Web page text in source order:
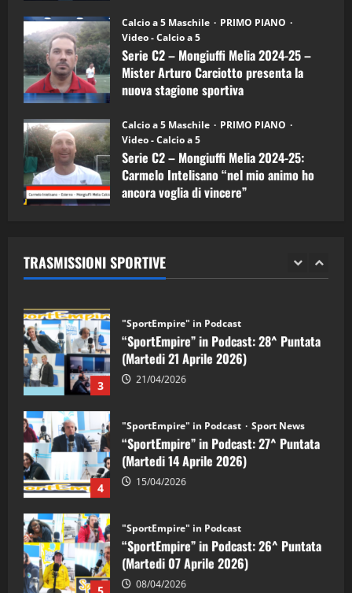
Calcio a 5 Maschile
PRIMO PIANO
Video - Calcio a 5
Serie C2 – Mongiuffi Melia 2024-25 –
Mister Arturo Carciotto presenta la
nuova stagione sportiva
Calcio a 5 Maschile
PRIMO PIANO
Video - Calcio a 5
Serie C2 – Mongiuffi Melia 2024-25:
Carmelo Intelisano “nel mio animo ho
ancora voglia di vincere”
TRASMISSIONI SPORTIVE
5
“SportEmpire” in Podcast: 26^ Puntata
(Martedi 07 Aprile 2026)
08/04/2026
1
“SportEmpire” in Podcast: 30^ Puntata
(Martedi 05 Maggio 2026)
08/05/2026
2 28/04/2026
3
“SportEmpire” in Podcast: 28^ Puntata
(Martedi 21 Aprile 2026)
21/04/2026
4
“SportEmpire” in Podcast: 27^ Puntata
(Martedi 14 Aprile 2026)
15/04/2026
5
“SportEmpire” in Podcast: 26^ Puntata
(Martedi 07 Aprile 2026)
08/04/2026